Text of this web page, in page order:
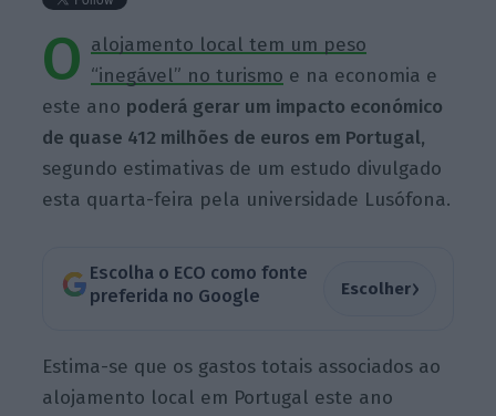
O alojamento local tem um peso
“inegável” no turismo e na economia e
este ano poderá gerar um impacto económico
de quase 412 milhões de euros em Portugal,
segundo estimativas de um estudo divulgado
esta quarta-feira pela universidade Lusófona.
Escolha o ECO como fonte
preferida no Google
Escolher›
Estima-se que os gastos totais associados ao
alojamento local em Portugal este ano